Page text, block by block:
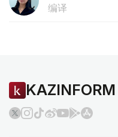
编译
KAZINFORM